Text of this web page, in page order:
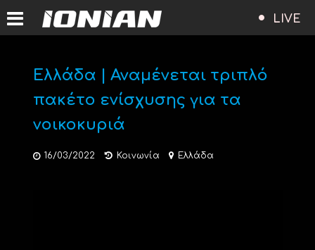
LIVE
Ελλάδα | Αναμένεται τριπλό
πακέτο ενίσχυσης για τα
νοικοκυριά
16/03/2022 Κοινωνία Ελλάδα